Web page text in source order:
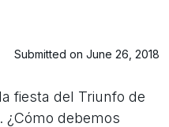
Submitted on June 26, 2018
fiesta del Triunfo de
¿Cómo debemos